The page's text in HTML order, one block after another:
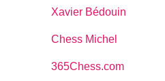
Xavier Bédouin
Chess Michel
365Chess.com